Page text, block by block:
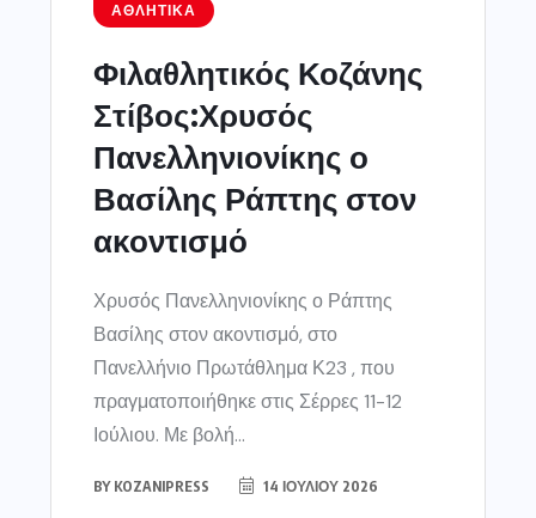
ΑΘΛΗΤΙΚΆ
Φιλαθλητικός Κοζάνης
Στίβος:Χρυσός
Πανελληνιονίκης ο
Βασίλης Ράπτης στον
ακοντισμό
Χρυσός Πανελληνιονίκης ο Ράπτης
Βασίλης στον ακοντισμό, στο
Πανελλήνιο Πρωτάθλημα Κ23 , που
πραγματοποιήθηκε στις Σέρρες 11-12
Ιούλιου. Με βολή...
BY KOZANIPRESS 14 ΙΟΥΛΊΟΥ 2026